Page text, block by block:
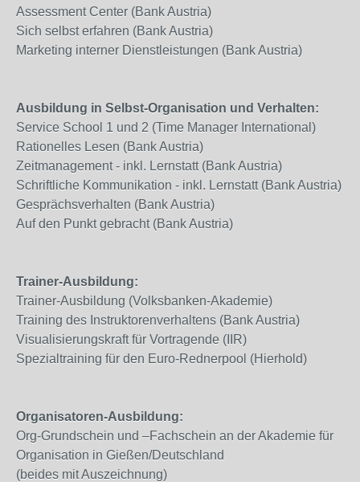
Assessment Center (Bank Austria)
Sich selbst erfahren (Bank Austria)
Marketing interner Dienstleistungen (Bank Austria)
Ausbildung in Selbst-Organisation und Verhalten:
Service School 1 und 2 (Time Manager International)
Rationelles Lesen (Bank Austria)
Zeitmanagement - inkl. Lernstatt (Bank Austria)
Schriftliche Kommunikation - inkl. Lernstatt (Bank Austria)
Gesprächsverhalten (Bank Austria)
Auf den Punkt gebracht (Bank Austria)
Trainer-Ausbildung:
Trainer-Ausbildung (Volksbanken-Akademie)
Training des Instruktorenverhaltens (Bank Austria)
Visualisierungskraft für Vortragende (IIR)
Spezialtraining für den Euro-Rednerpool (Hierhold)
Organisatoren-Ausbildung:
Org-Grundschein und –Fachschein an der Akademie für
Organisation in Gießen/Deutschland
(beides mit Auszeichnung)